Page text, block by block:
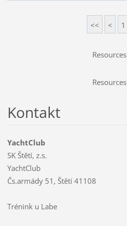
<< < 1
Resources
Resources
Kontakt
YachtClub
SK Štětí, z.s.
YachtClub
Čs.armády 51, Štětí 41108
Trénink u Labe